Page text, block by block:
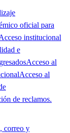
oficial para
institucional
e
Acceso al
Acceso al
de reclamos.
correo y